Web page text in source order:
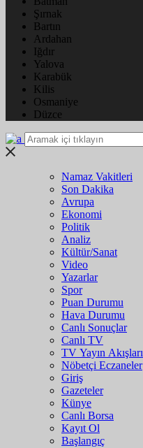
Şırnak
Bartın
Ardahan
Iğdır
Yalova
Karabük
Kilis
Osmaniye
Düzce
Namaz Vakitleri
Son Dakika
Avrupa
Ekonomi
Politik
Analiz
Kültür/Sanat
Video
Yazarlar
Spor
Puan Durumu
Hava Durumu
Canlı Sonuçlar
Canlı TV
TV Yayın Akışları
Nöbetçi Eczaneler
Giriş
Gazeteler
Künye
Canlı Borsa
Kayıt Ol
Başlangıç